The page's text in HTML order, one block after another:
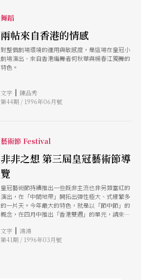
舞蹈
兩帖來自香港的情感
對整個劇場環境的運用與敏感度，是這場在皇冠小
劇場演出、來自香港編舞者何秋華與楊春江獨舞的
特色。
文字 | 陳品秀
第44期 / 1996年06月號
藝術節 Festival
非非之想 第三屆皇冠藝術節導
覽
皇冠藝術節持續推出一些旣非主流也非另類當紅的
演出，在「中間地帶」開拓出彈性極大、式樣繁多
的一片天。今年最大的特色，就是以「節中節」的
概念，在四月中推出「香港雙週」的單元，請來一
文字 | 鴻鴻
第41期 / 1996年03月號